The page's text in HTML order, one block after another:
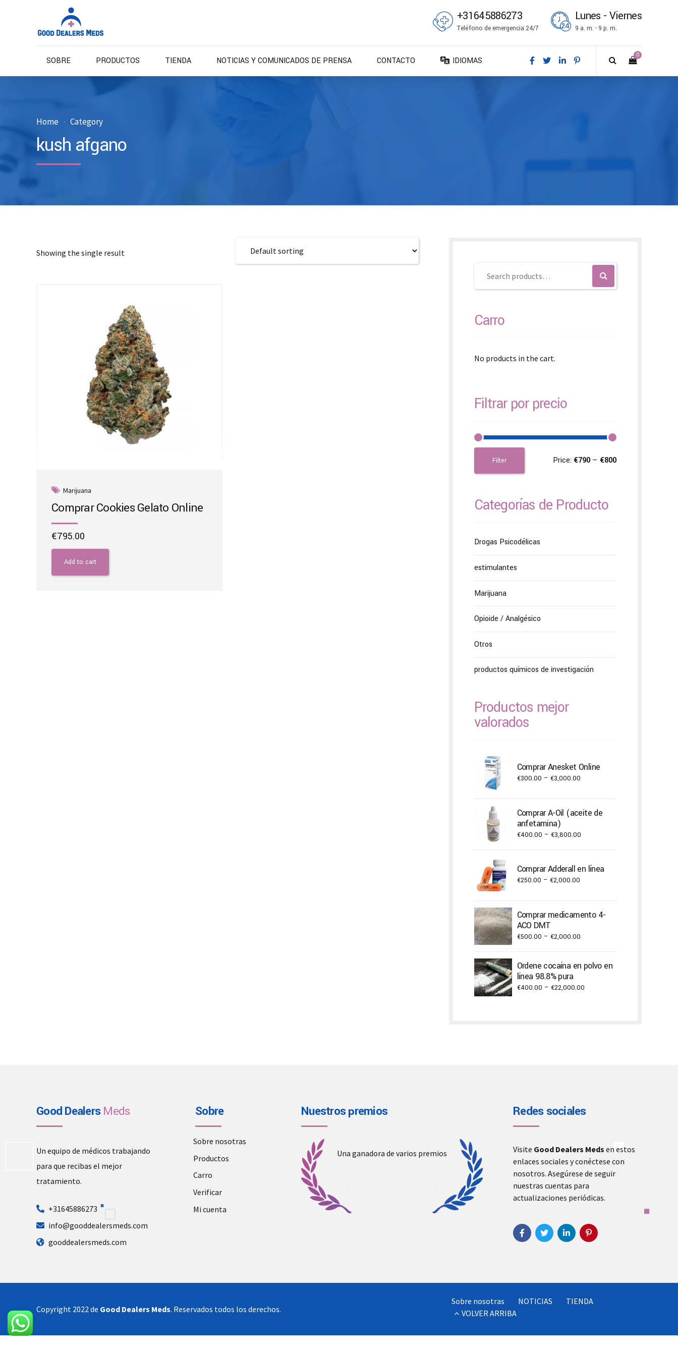
+31645886273
Teléfono de emergencia 24/7
Lunes - Viernes
9 a. m. - 9 p. m.
0
SOBRE PRODUCTOS TIENDA NOTICIAS Y COMUNICADOS DE PRENSA CONTACTO
IDIOMAS
Home Category
kush afgano
Showing the single result
Marijuana
Comprar Cookies Gelato Online
€795.00
Add to cart
Carro
No products in the cart.
Filtrar por precio
Filter Price: €790 — €800
Categorías de Producto
Drogas Psicodélicas
estimulantes
Marijuana
Opioide / Analgésico
Otros
productos químicos de investigación
Productos mejor
valorados
Comprar Anesket Online
€300.00 – €3,000.00Price
through
Comprar A-Oil (aceite de
anfetamina)
€400.00 – €3,800.00Price
through
Comprar Adderall en línea
€250.00 – €2,000.00Price
through
Comprar medicamento 4-
ACO DMT
€500.00 – €2,000.00Price
€500.00
through
€2,000.00
Ordene cocaína en polvo en
línea 98.8% pura
€400.00 – €22,000.00Price
Good DealersMeds
Un equipo de médicos trabajando
para que recibas el mejor
tratamiento.
+31645886273
info@gooddealersmeds.com
gooddealersmeds.com
Sobre
Sobre nosotras
Productos
Carro
Verificar
Mi cuenta
Nuestros premios
Una ganadora de varios premios
Redes sociales
Visite Good Dealers Meds en estos
enlaces sociales y conéctese con
nosotros. Asegúrese de seguir
nuestras cuentas para
actualizaciones periódicas.
Copyright 2022 de Good Dealers Meds. Reservados todos los derechos.
Sobre nosotras NOTICIAS
TIENDA
VOLVER ARRIBA